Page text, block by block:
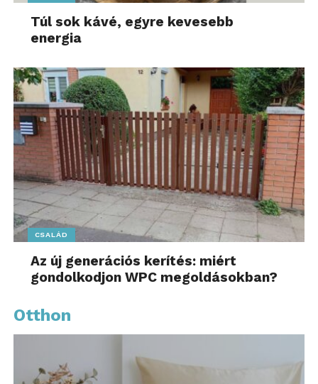
Túl sok kávé, egyre kevesebb
energia
CSALÁD
Az új generációs kerítés: miért
gondolkodjon WPC megoldásokban?
Otthon